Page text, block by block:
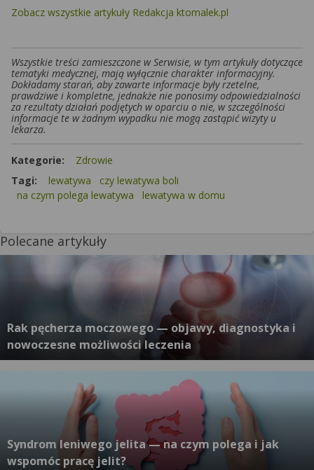
Zobacz wszystkie artykuły Redakcja ktomalek.pl
Wszystkie treści zamieszczone w Serwisie, w tym artykuły dotyczące
tematyki medycznej, mają wyłącznie charakter informacyjny.
Dokładamy starań, aby zawarte informacje były rzetelne,
prawdziwe i kompletne, jednakże nie ponosimy odpowiedzialności
za rezultaty działań podjętych w oparciu o nie, w szczególności
informacje te w żadnym wypadku nie mogą zastąpić wizyty u
lekarza.
Kategorie:
Zdrowie
Tagi:
lewatywa
czy lewatywa boli
na czym polega lewatywa
lewatywa w domu
Polecane artykuły
Rak pęcherza moczowego — objawy, diagnostyka i
nowoczesne możliwości leczenia
Syndrom leniwego jelita — na czym polega i jak
wspomóc pracę jelit?